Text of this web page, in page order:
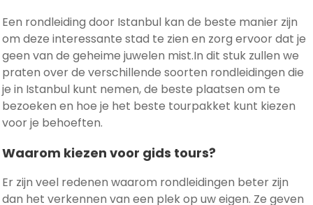
Een rondleiding door Istanbul kan de beste manier zijn
om deze interessante stad te zien en zorg ervoor dat je
geen van de geheime juwelen mist.In dit stuk zullen we
praten over de verschillende soorten rondleidingen die
je in Istanbul kunt nemen, de beste plaatsen om te
bezoeken en hoe je het beste tourpakket kunt kiezen
voor je behoeften.
Waarom kiezen voor gids tours?
Er zijn veel redenen waarom rondleidingen beter zijn
dan het verkennen van een plek op uw eigen. Ze geven